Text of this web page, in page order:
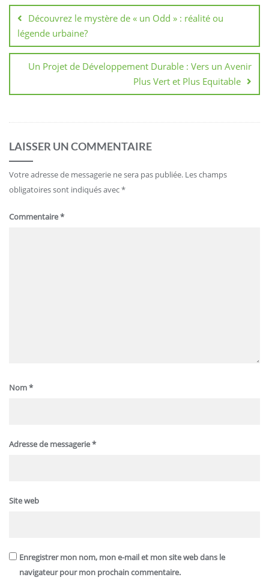
de
l’article
Découvrez le mystère de « un Odd » : réalité ou
légende urbaine?
Un Projet de Développement Durable : Vers un Avenir
Plus Vert et Plus Equitable
LAISSER UN COMMENTAIRE
Votre adresse de messagerie ne sera pas publiée. Les champs
obligatoires sont indiqués avec*
Commentaire*
Nom*
Adresse de messagerie*
Site web
Enregistrer mon nom, mon e-mail et mon site web dans le
navigateur pour mon prochain commentaire.